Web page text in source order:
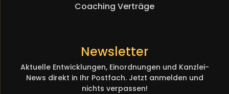
Coaching Verträge
Newsletter
Aktuelle Entwicklungen, Einordnungen und Kanzlei-
News direkt in Ihr Postfach. Jetzt anmelden und
nichts verpassen!